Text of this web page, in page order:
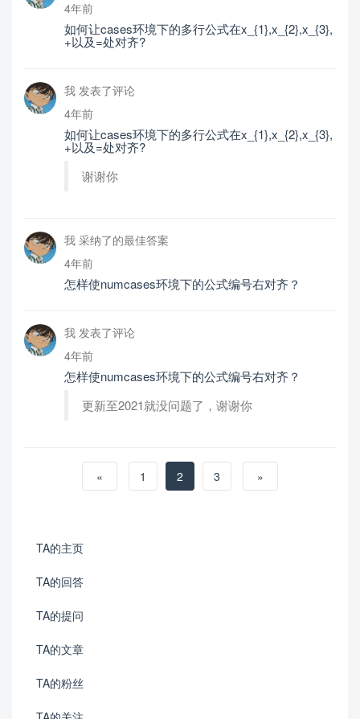
4年前
如何让cases环境下的多行公式在x_{1},x_{2},x_{3},
+以及=处对齐?
我 发表了评论
4年前
如何让cases环境下的多行公式在x_{1},x_{2},x_{3},
+以及=处对齐?
谢谢你
我 采纳了的最佳答案
4年前
怎样使numcases环境下的公式编号右对齐？
我 发表了评论
4年前
怎样使numcases环境下的公式编号右对齐？
更新至2021就没问题了，谢谢你
« 1 2 3 »
TA的主页
TA的回答
TA的提问
TA的文章
TA的粉丝